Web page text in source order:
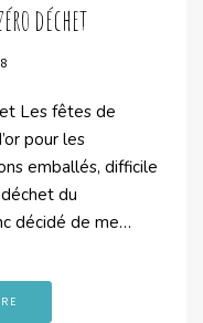
déchet
Les fêtes de
pour les
emballés, difficile
du
décidé de me…